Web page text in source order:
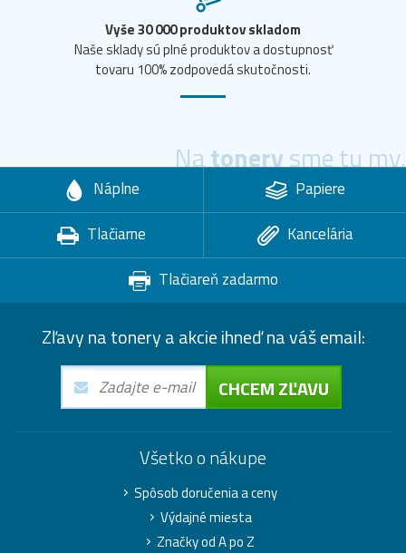
Vyše 30 000 produktov skladom
Naše sklady sú plné produktov a dostupnosť
tovaru 100% zodpovedá skutočnosti.
Natonerysme tu my.
Náplne
Papiere
Tlačiarne
Kancelária
Tlačiareň zadarmo
Zľavy na tonery a akcie ihneď na váš email:
CHCEM ZĽAVU
Všetko o nákupe
Spôsob doručenia a ceny
Výdajné miesta
Značky od A po Z